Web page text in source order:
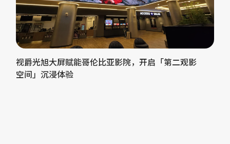
视爵光旭大屏赋能哥伦比亚影院，开启「第二观影
空间」沉浸体验